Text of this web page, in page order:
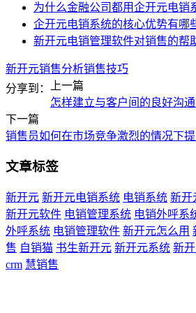
为什么金融公司都用企开元电销
企开元电销系统的核心优势有哪
新开元电销管理软件对销售的帮
新开元销售分析销售技巧
分享到：
上一篇
怎样建立与客户间的良好沟通
下一篇
销售员如何在市场竞争激烈的情况下提
文章标签
新开元 新开元电销系统 电销系统 新开
新开元软件 电销管理系统 电销外呼系
外呼系统 电销管理软件 新开元怎么用
售 自销猫 书生新开元 新开元系统 新
crm 慧销售